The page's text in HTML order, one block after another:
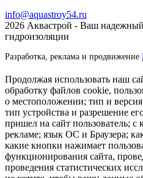
info@aquastroy54.ru
2026 Аквастрой - Ваш надежный
гидроизоляции
Разработка, реклама и продвижение
Продолжая использовать наш
обработку файлов cookie,
о местоположении; тип и
тип устройства и разрешение
пришел на сайт пользователь; с
рекламе; язык ОС и Браузера;
какие кнопки нажимает
функционирования сайта,
проведения статистических